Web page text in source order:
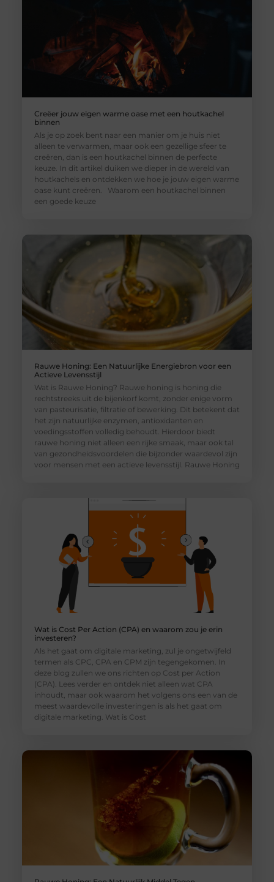
Creëer jouw eigen warme oase met een houtkachel
binnen
Als je op zoek bent naar een manier om je huis niet
alleen te verwarmen, maar ook een gezellige sfeer te
creëren, dan is een houtkachel binnen de perfecte
keuze. In dit artikel duiken we dieper in de wereld van
houtkachels en ontdekken we hoe je jouw eigen warme
oase kunt creëren. Waarom een houtkachel binnen
een goede keuze
Rauwe Honing: Een Natuurlijke Energiebron voor een
Actieve Levensstijl
Wat is Rauwe Honing? Rauwe honing is honing die
rechtstreeks uit de bijenkorf komt, zonder enige vorm
van pasteurisatie, filtratie of bewerking. Dit betekent dat
het zijn natuurlijke enzymen, antioxidanten en
voedingsstoffen volledig behoudt. Hierdoor biedt
rauwe honing niet alleen een rijke smaak, maar ook tal
van gezondheidsvoordelen die bijzonder waardevol zijn
voor mensen met een actieve levensstijl. Rauwe Honing
Wat is Cost Per Action (CPA) en waarom zou je erin
investeren?
Als het gaat om digitale marketing, zul je ongetwijfeld
termen als CPC, CPA en CPM zijn tegengekomen. In
deze blog zullen we ons richten op Cost per Action
(CPA). Lees verder en ontdek niet alleen wat CPA
inhoudt, maar ook waarom het volgens ons een van de
meest waardevolle investeringen is als het gaat om
digitale marketing. Wat is Cost